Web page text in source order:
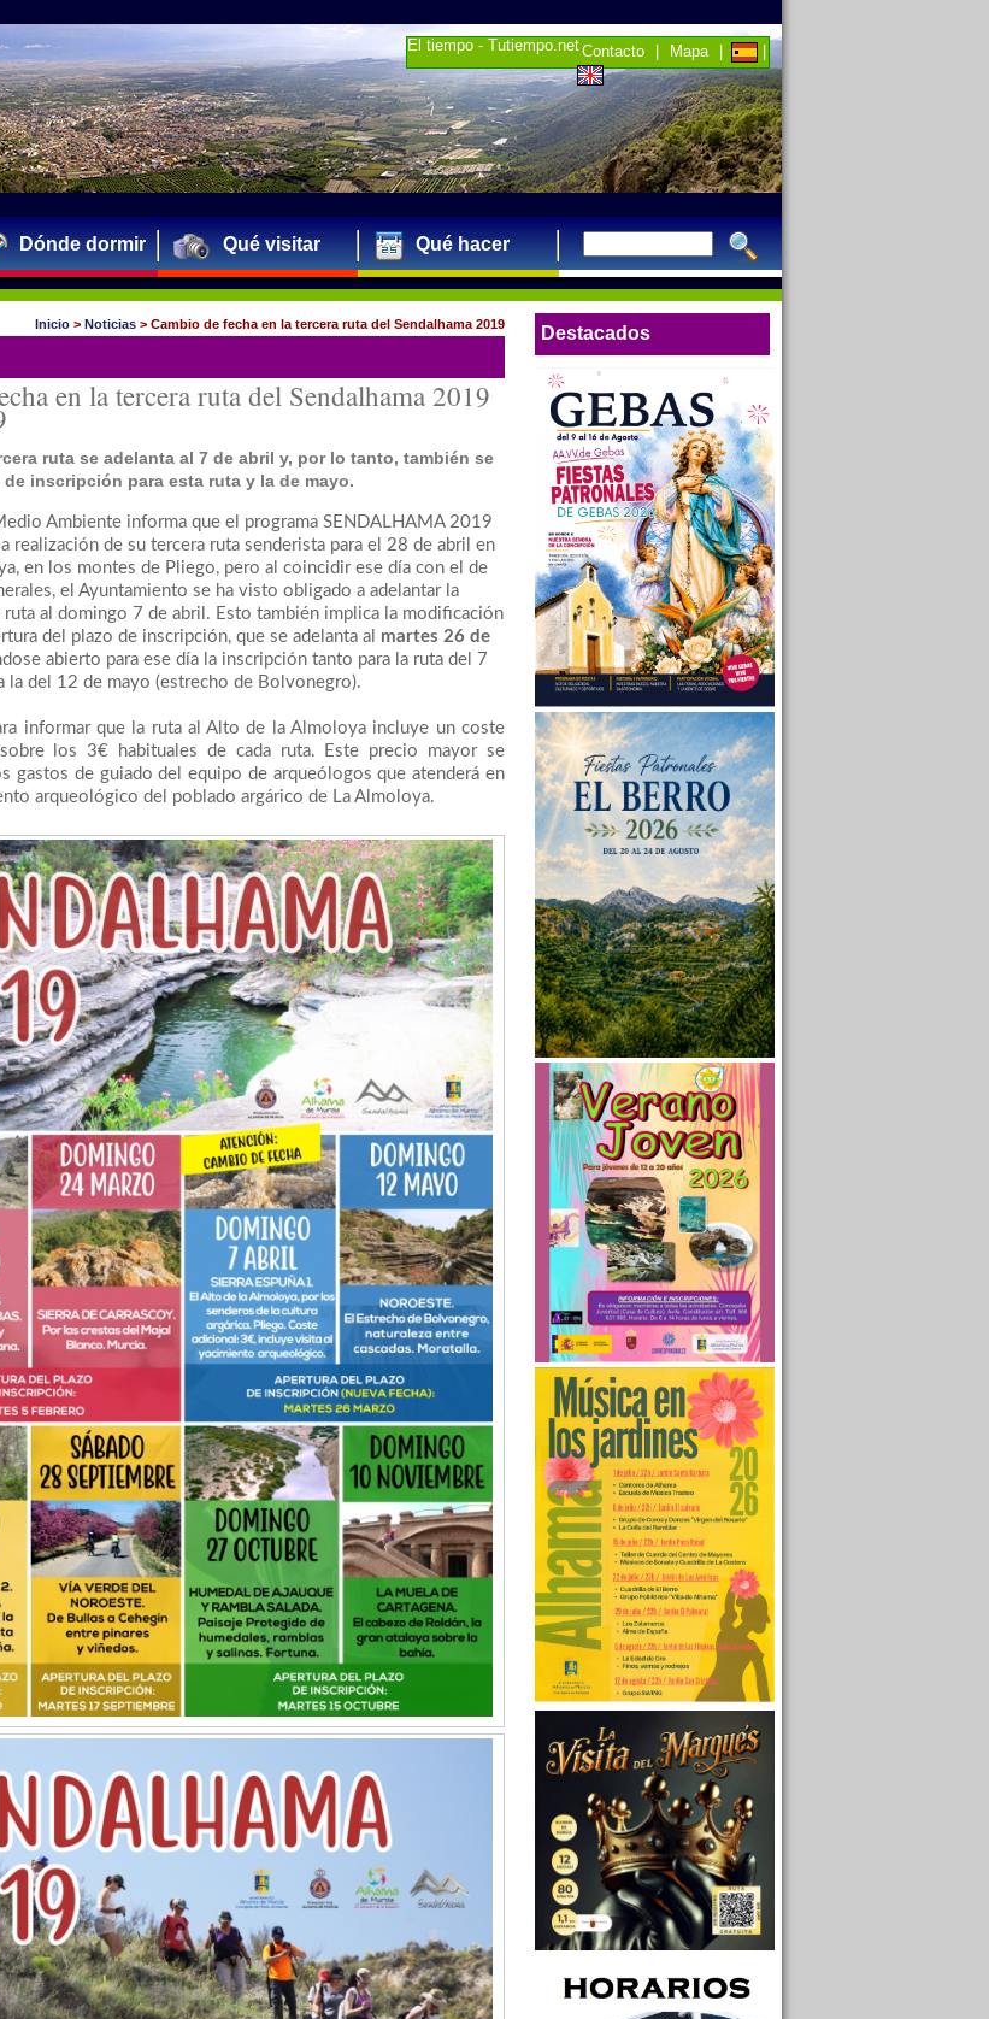
El tiempo - Tutiempo.netContacto Mapa
Dónde dormir Qué visitar Qué hacer
Destacados
Inicio > Noticias > Cambio de fecha en la tercera ruta del Sendalhama 2019
en la tercera ruta del Sendalhama 2019
ruta se adelanta al 7 de abril y, por lo tanto, también se
inscripción para esta ruta y la de mayo.
Ambiente informa que el programa SENDALHAMA 2019
realización de su tercera ruta senderista para el 28 de abril en
en los montes de Pliego, pero al coincidir ese día con el de
el Ayuntamiento se ha visto obligado a adelantar la
ruta al domingo 7 de abril. Esto también implica la modificación
del plazo de inscripción, que se adelanta al martes 26 de
abierto para ese día la inscripción tanto para la ruta del 7
la del 12 de mayo (estrecho de Bolvonegro).
informar que la ruta al Alto de la Almoloya incluye un coste
los 3€ habituales de cada ruta. Este precio mayor se
gastos de guiado del equipo de arqueólogos que atenderá en
arqueológico del poblado argárico de La Almoloya.